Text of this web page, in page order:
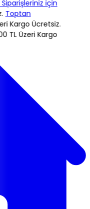
için
Toptan
Kargo Ücretsiz.
TL Üzeri Kargo